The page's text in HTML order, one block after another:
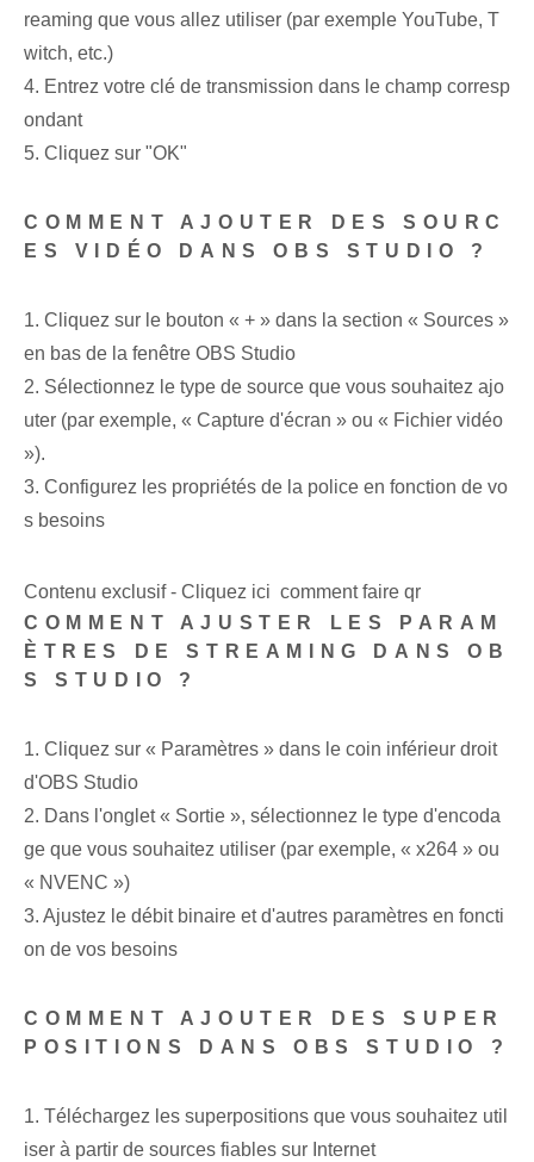
reaming que vous allez utiliser (par exemple YouTube, T
witch, etc.)
4. Entrez votre clé de transmission dans le champ corresp
ondant
5. Cliquez sur "OK"
COMMENT AJOUTER DES SOURC
ES VIDÉO DANS OBS STUDIO ?
1. Cliquez sur le bouton « + » dans la section « Sources »
en bas de la fenêtre OBS Studio
2. Sélectionnez le type de source que vous souhaitez ajo
uter (par exemple, « Capture d'écran » ou « Fichier vidéo
»).
3. Configurez les propriétés de la police en fonction de vo
s besoins
Contenu exclusif - Cliquez ici comment faire qr
COMMENT AJUSTER LES PARAM
ÈTRES DE STREAMING DANS OB
S STUDIO ?
1. Cliquez sur « Paramètres » dans le coin inférieur droit
d'OBS Studio
2. Dans l'onglet « Sortie », sélectionnez le type d'encoda
ge que vous souhaitez utiliser (par exemple, « x264 » ou
« NVENC »)
3. Ajustez le débit binaire et d'autres paramètres en foncti
on de vos besoins
COMMENT AJOUTER DES SUPER
POSITIONS DANS OBS STUDIO ?
1. Téléchargez les superpositions que vous souhaitez util
iser à partir de sources fiables sur Internet